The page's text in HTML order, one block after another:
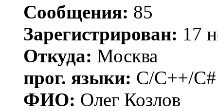
Сообщения: 85
Зарегистрирован: 17
Откуда: Москва
прог. языки: C/C++/C#
ФИО: Олег Козлов